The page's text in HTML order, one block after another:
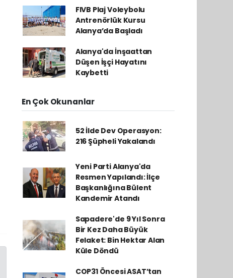
FIVB Plaj Voleybolu
Antrenörlük Kursu
Alanya’da Başladı
Alanya'da İnşaattan
Düşen İşçi Hayatını
Kaybetti
En Çok Okunanlar
52 İlde Dev Operasyon:
216 Şüpheli Yakalandı
Yeni Parti Alanya'da
Resmen Yapılandı: İlçe
Başkanlığına Bülent
Kandemir Atandı
Sapadere'de 9 Yıl Sonra
Bir Kez Daha Büyük
Felaket: Bin Hektar Alan
Küle Döndü
COP31 Öncesi ASAT’tan